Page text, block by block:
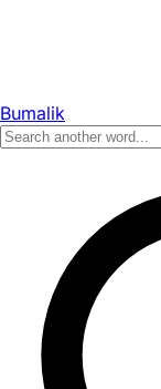
Bumalik